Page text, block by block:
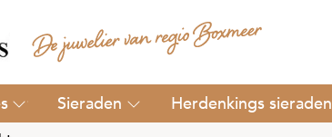
Sieraden Herdenkings sieraden